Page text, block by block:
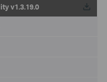
v1.3.19.0